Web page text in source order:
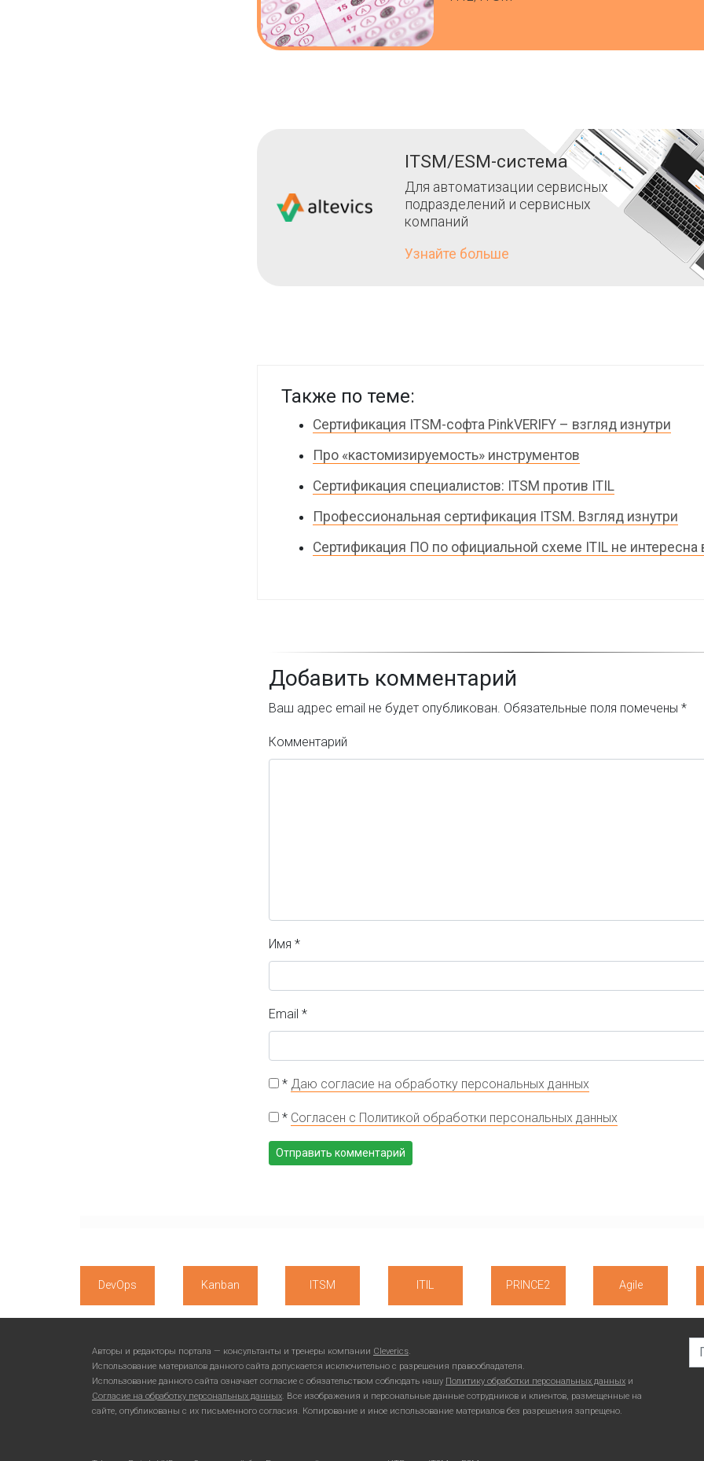
ITSM/ESM-система
Для автоматизации сервисных
подразделений и сервисных
компаний
Узнайте больше
Также по теме:
Сертификация ITSM-софта PinkVERIFY – взгляд изнутри
Про «кастомизируемость» инструментов
Сертификация специалистов: ITSM против ITIL
Профессиональная сертификация ITSM. Взгляд изнутри
Сертификация ПО по официальной схеме ITIL не интересна
Добавить комментарий
Ваш адрес email не будет опубликован. Обязательные поля помечены *
Комментарий
Имя *
Email *
* Даю согласие на обработку персональных данных
* Согласен с Политикой обработки персональных данных
DevOps Kanban ITSM ITIL PRINCE2 Agile
Авторы и редакторы портала — консультанты и тренеры компании Cleverics.
Использование материалов данного сайта допускается исключительно с разрешения правообладателя.
Использование данного сайта означает согласие с обязательством соблюдать нашу Политику обработки персональных данных и
Согласие на обработку персональных данных. Все изображения и персональные данные сотрудников и клиентов, размещенные на
сайте, опубликованы с их письменного согласия. Копирование и иное использование материалов без разрешения запрещено.